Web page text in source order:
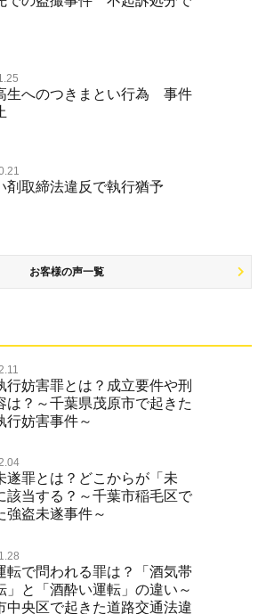
書行使
法違反
生へのつきまとい行為 事件
剤取締法違反で執行猶予
お客様の声一覧
行妨害罪とは？成立要件や刑
は？～千葉県茂原市で起きた
行妨害事件～
遂罪とは？どこからが「未
該当する？～千葉市稲毛区で
強盗未遂事件～
転で問われる罪は？「酒気帯
」と「酒酔い運転」の違い～
中央区で起きた道路交通法違